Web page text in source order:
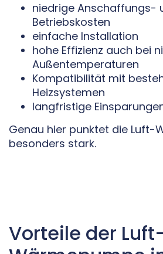
niedrige Anschaffungs-
Betriebskosten
einfache Installation
hohe Effizienz auch bei
Außentemperaturen
Kompatibilität mit
Heizsystemen
langfristige
Genau hier punktet die Luft-
besonders stark.
Vorteile der